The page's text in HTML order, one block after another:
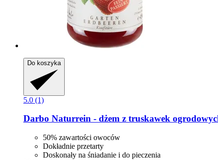
Do koszyka
5.0 (1)
Darbo Naturrein -​ dżem z truskawek
50% zawartości owoców
Dokładnie przetarty
Doskonały na śniadanie i do pieczenia